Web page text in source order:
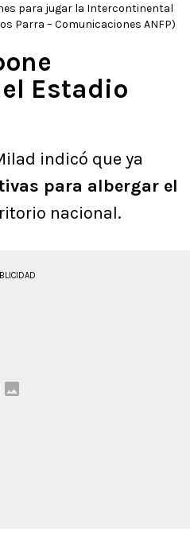
para jugar la Intercontinental
Parra – Comunicaciones ANFP)
Estadio
indicó que ya
para albergar el
nacional.